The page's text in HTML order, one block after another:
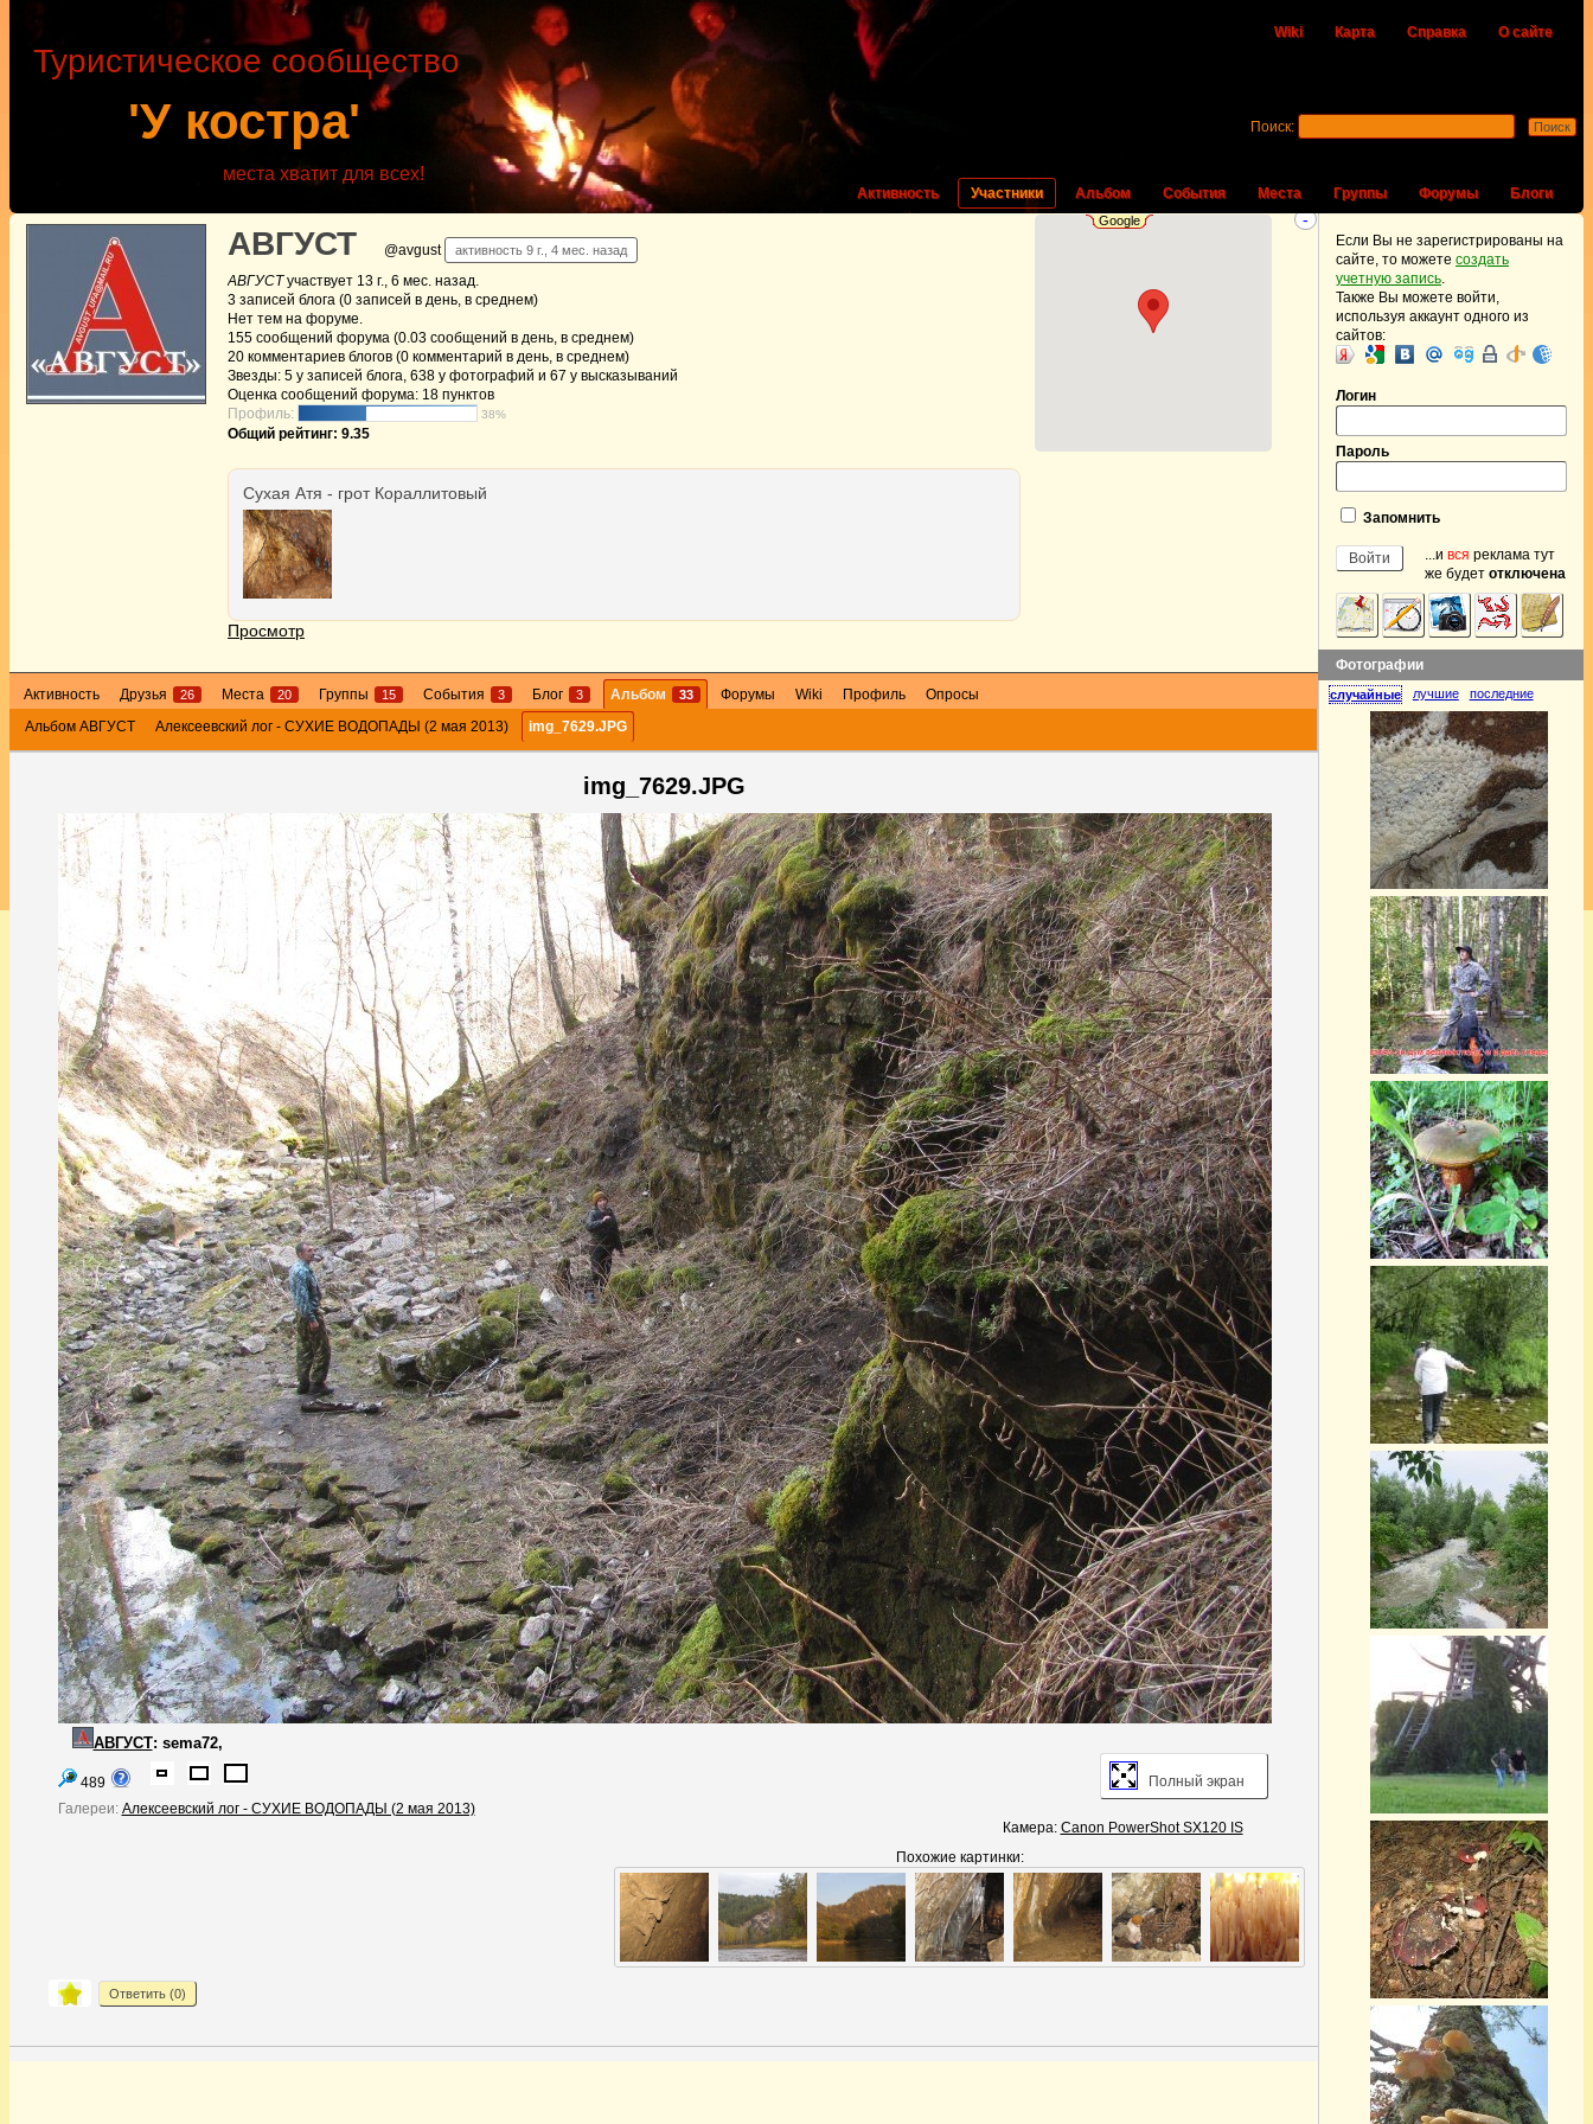
Wiki Карта Справка О сайте
'У костра'
Туристическое сообщество
места хватит для всех!
Активность Участники Альбом События Места Группы Форумы Блоги
Поиск:
-
Google
АВГУСТ @avgust активность 9 г., 4 мес. назад
АВГУСТучаствует 13 г., 6 мес. назад.
3 записей блога (0 записей в день, в среднем)
Нет тем на форуме.
155 сообщений форума (0.03 сообщений в день, в среднем)
20 комментариев блогов (0 комментарий в день, в среднем)
Звезды: 5 у записей блога, 638 у фотографий и 67 у высказываний
Оценка сообщений форума: 18 пунктов
Профиль:
38%
Общий рейтинг: 9.35
Сухая Атя - грот Кораллитовый
Просмотр
Активность Друзья 26 Места 20 Группы 15 События 3 Блог 3 Альбом 33 Форумы Wiki Профиль
Опросы
Альбом АВГУСТ
Алексеевский лог - СУХИЕ ВОДОПАДЫ (2 мая 2013) img_7629.JPG
img_7629.JPG
sema72
АВГУСТ: sema72,
489
Полный экран
Галереи: Алексеевский лог - СУХИЕ ВОДОПАДЫ (2 мая 2013)
Камера: Canon PowerShot SX120 IS
Похожие картинки:
Ответить (0)
Если Вы не зарегистрированы на
сайте, то можете создать
учетную запись.
Также Вы можете войти,
используя аккаунт одного из
сайтов:
Логин
Пароль
Запомнить
...и вся реклама тут
же будет отключена
Фотографии
случайные лучшие последние